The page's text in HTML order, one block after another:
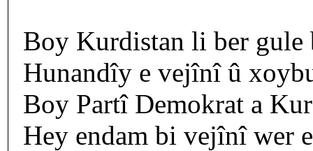
Boy Kurdistan li ber gule
Hunandîy e vejînî û
Boy Partî Demokrat a
Hey endam bi vejînî wer